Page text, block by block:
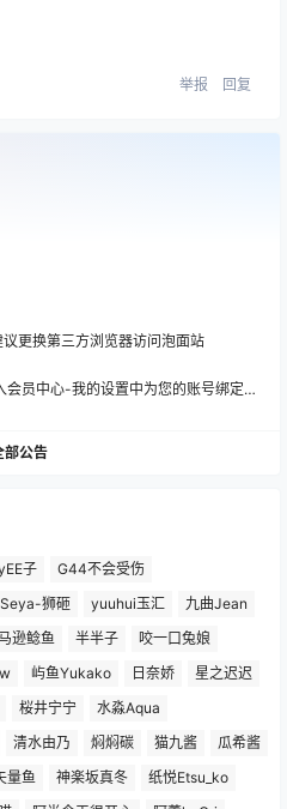
举报 回复
更换第三方浏览器访问泡面站
员中心-我的设置中为您的账号绑定邮箱!
部公告
子
G44不会受伤
Seya-狮砸 yuuhui玉汇
九曲Jean
逊鲶鱼 半半子
咬一口兔娘
屿鱼Yukako 日奈娇
星之迟迟
桜井宁宁
水淼Aqua
清水由乃 焖焖碳 猫九酱
瓜希酱
量鱼 神楽坂真冬
纸悦Etsu_ko